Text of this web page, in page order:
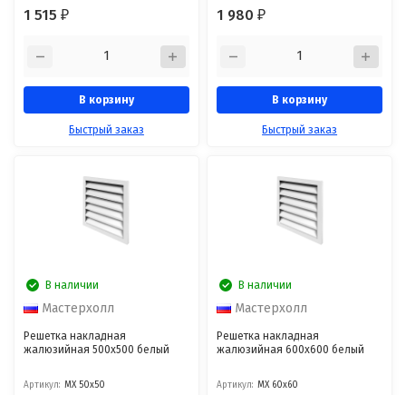
1 515₽
В корзину
Быстрый заказ
1 980₽
В корзину
Быстрый заказ
В наличии
Мастерхолл
Решетка накладная
жалюзийная 500x500 белый
Артикул: МХ 50x50
В наличии
Мастерхолл
Решетка накладная
жалюзийная 600x600 белый
Артикул: МХ 60x60